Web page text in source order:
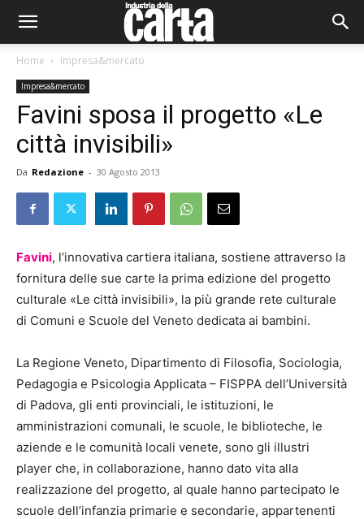
Home Impresa&mercato
Impresa&mercato
Favini sposa il progetto «Le
città invisibili»
Da Redazione - 30 Agosto 2013
Favini, l’innovativa cartiera italiana, sostiene attraverso la
fornitura delle sue carte la prima edizione del progetto
culturale «Le città invisibili», la più grande rete culturale
di Comuni e Scuole del Veneto dedicata ai bambini.
La Regione Veneto, Dipartimento di Filosofia, Sociologia,
Pedagogia e Psicologia Applicata – FISPPA dell’Università
di Padova, gli enti provinciali, le istituzioni, le
amministrazioni comunali, le scuole, le biblioteche, le
aziende e le comunità locali venete, sono gli illustri
player che, in collaborazione, hanno dato vita alla
realizzazione del progetto, al quale hanno partecipato le
scuole dell’infanzia primarie e secondarie, appartenenti